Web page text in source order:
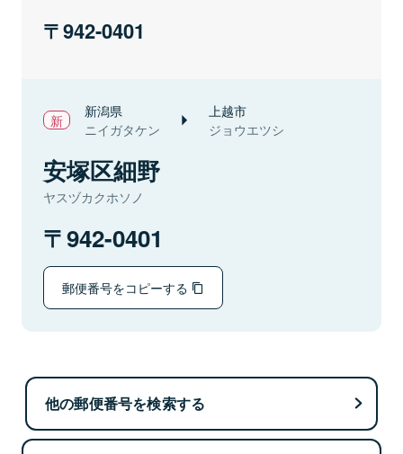
942-0401
新潟県
ニイガタケン
上越市
ジョウエツシ
安塚区細野
ヤスヅカクホソノ
942-0401
郵便番号をコピーする
他の郵便番号を検索する